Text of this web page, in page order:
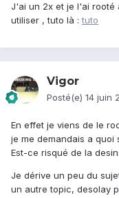
J'ai un 2x et je l'ai rooté
utiliser , tuto là :tuto
Vigor
Posté(e) 14 juin
En effet je viens de le
je me demandais a quoi
Est-ce risqué de la
Je dérive un peu du
un autre topic, desolay